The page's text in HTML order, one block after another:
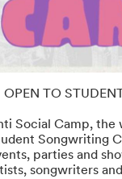
OPEN TO
Social Camp, the
Songwriting
parties and
songwriters